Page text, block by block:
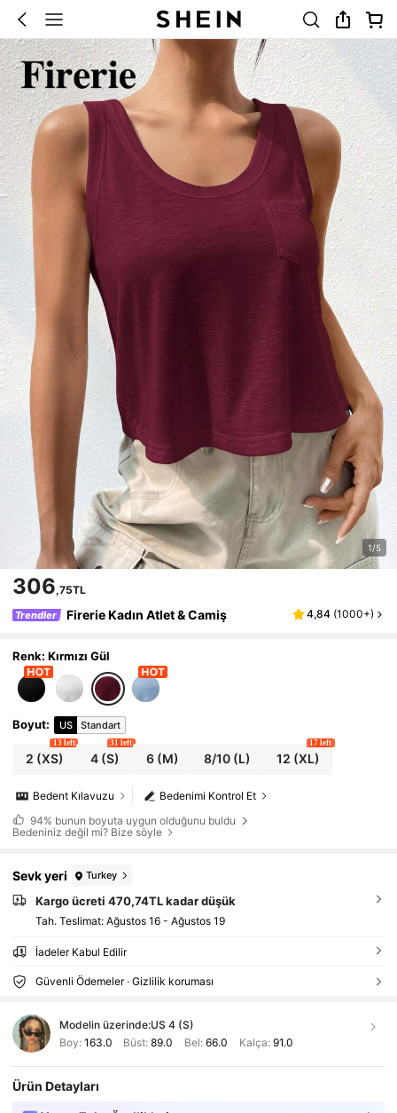
1/5
306,75TL
Trendler Firerie Kadın Atlet & Camiş 4,84 (1000+)
Renk: Kırmızı Gül
Boyut: US Standart
2 (XS)
13 left
4(S)
31 left
6(M) 8/10 (L) 12 (XL)
17 left
Bedenimi Kontrol Et
Bedent Kılavuzu
94% bunun boyuta uygun olduğunu buldu
Bedeniniz değil mi? Bize söyle
Sevk yeri Turkey
Kargo ücreti 470,74TL kadar düşük
Tah. Teslimat: Ağustos 16 - Ağustos 19
İadeler Kabul Edilir
Güvenli Ödemeler · Gizlilik koruması
Modelin üzerinde:US 4 (S)
Boy: 163.0 Büst:89.0 Bel: 66.0 Kalça: 91.0
Ürün Detayları